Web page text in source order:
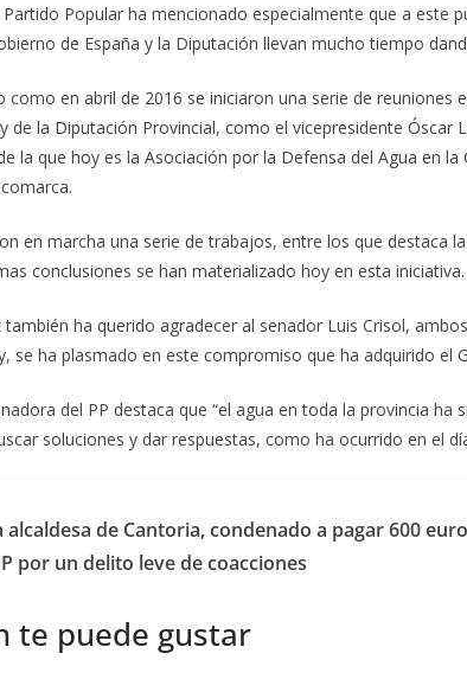
Popular ha mencionado especialmente que a este
de España y la Diputación llevan mucho tiempo
como en abril de 2016 se iniciaron una serie de
de la Diputación Provincial, como el vicepresidente Óscar
la que hoy es la Asociación por la Defensa del Agua en
en marcha una serie de trabajos, entre los que destaca
conclusiones se han materializado hoy en esta iniciativa.
también ha querido agradecer al senador Luis Crisol,
se ha plasmado en este compromiso que ha adquirido el
del PP destaca que “el agua en toda la provincia
soluciones y dar respuestas, como ha ocurrido en el
alcaldesa de Cantoria, condenado a pagar 600
por un delito leve de coacciones
te puede gustar